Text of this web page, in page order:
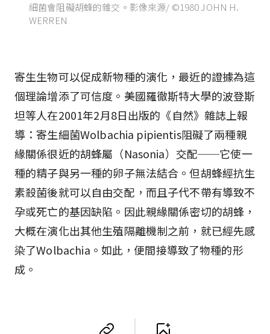
細菌會阻礙胡蜂的雜交。影像來源/ ©1980 JOHN H.
WERREN
寄生生物可以促成新物種的演化，最近的證據為這
個理論增添了可信度。美國羅徹斯特大學的波登斯
坦等人在2001年2月8日出版的《自然》雜誌上報
導：寄生細菌Wolbachia pipientis阻礙了兩種親
緣關係很近的胡蜂屬（Nasonia）交配──它使一
種的精子與另一種的卵子無法結合。但胡蜂經抗生
素殺菌後就可以自由交配，而且子代不帶有導致不
孕或死亡的基因缺陷。因此親緣關係密切的胡蜂，
大概在演化出其他生殖隔離機制之前，就已經先感
染了Wolbachia。如此，便間接導致了物種的形
成。